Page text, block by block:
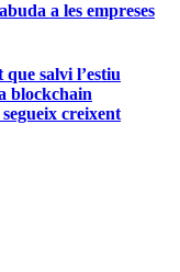
a les empreses
salvi l’estiu
blockchain
creixent